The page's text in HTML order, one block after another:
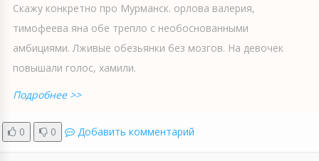
Скажу конкретно про Мурманск. орлова валерия,
тимофеева яна обе трепло с необоснованными
амбициями. Лживые обезьянки без мозгов. На девочек
повышали голос, хамили.
Подробнее >>
0 0 Добавить комментарий